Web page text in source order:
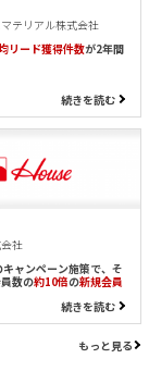
テリアル株式会社
リード獲得件数が2年間
続きを読む
社
キャンペーン施策で、そ
数の約10倍の新規会員
続きを読む
もっと見る